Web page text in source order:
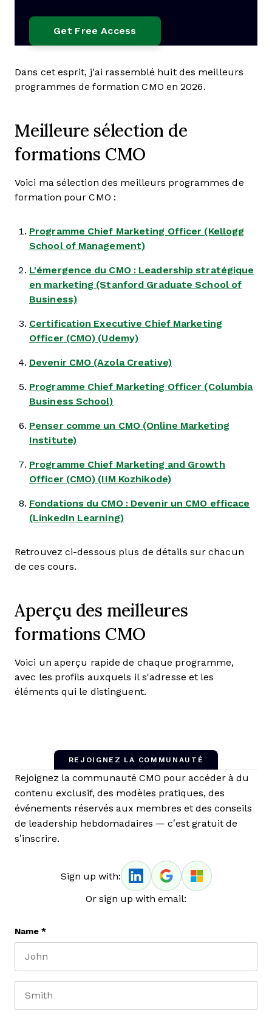
Dans cet esprit, j'ai rassemblé huit des meilleurs
programmes de formation CMO en 2026.
Meilleure sélection de
formations CMO
Voici ma sélection des meilleurs programmes de
formation pour CMO :
Programme Chief Marketing Officer (Kellogg
School of Management)
L'émergence du CMO : Leadership stratégique
en marketing (Stanford Graduate School of
Business)
Certification Executive Chief Marketing
Officer (CMO) (Udemy)
Devenir CMO (Azola Creative)
Programme Chief Marketing Officer (Columbia
Business School)
Penser comme un CMO (Online Marketing
Institute)
Programme Chief Marketing and Growth
Officer (CMO) (IIM Kozhikode)
Fondations du CMO : Devenir un CMO efficace
(LinkedIn Learning)
Retrouvez ci-dessous plus de détails sur chacun
de ces cours.
Aperçu des meilleures
formations CMO
Voici un aperçu rapide de chaque programme,
avec les profils auxquels il s'adresse et les
éléments qui le distinguent.
REJOIGNEZ LA COMMUNAUTÉ
Rejoignez la communauté CMO pour accéder à du
contenu exclusif, des modèles pratiques, des
événements réservés aux membres et des conseils
de leadership hebdomadaires — c’est gratuit de
s’inscrire.
Sign up with:
Or sign up with email:
Name *